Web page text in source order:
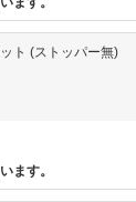
ト (ストッパー無)
ます。